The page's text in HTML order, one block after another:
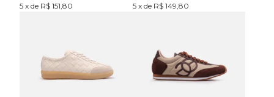
5 x de R$ 151,80 5 x de R$ 149,80